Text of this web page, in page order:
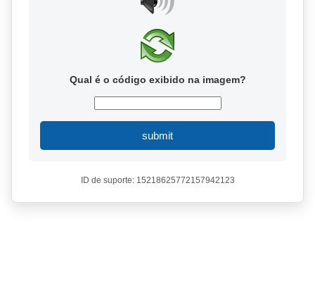
Qual é o código exibido na imagem?
submit
ID de suporte: 15218625772157942123